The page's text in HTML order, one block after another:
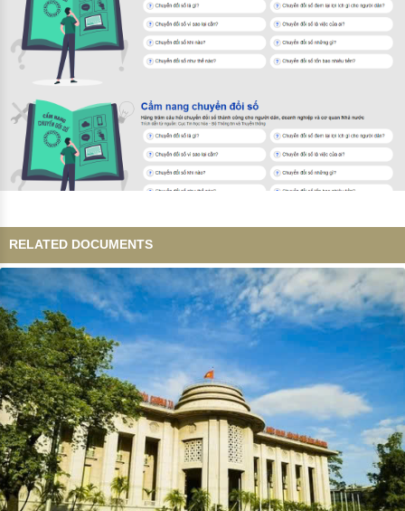
RELATED DOCUMENTS